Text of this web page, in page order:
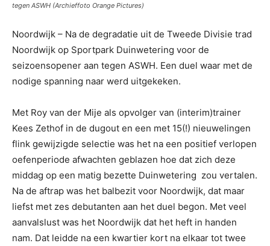
tegen ASWH (Archieffoto Orange Pictures)
Noordwijk – Na de degradatie uit de Tweede Divisie trad
Noordwijk op Sportpark Duinwetering voor de
seizoensopener aan tegen ASWH. Een duel waar met de
nodige spanning naar werd uitgekeken.
Met Roy van der Mije als opvolger van (interim)trainer
Kees Zethof in de dugout en een met 15(!) nieuwelingen
flink gewijzigde selectie was het na een positief verlopen
oefenperiode afwachten geblazen hoe dat zich deze
middag op een matig bezette Duinwetering zou vertalen.
Na de aftrap was het balbezit voor Noordwijk, dat maar
liefst met zes debutanten aan het duel begon. Met veel
aanvalslust was het Noordwijk dat het heft in handen
nam. Dat leidde na een kwartier kort na elkaar tot twee